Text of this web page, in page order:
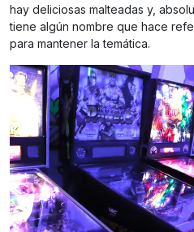
hay deliciosas malteadas y,
tiene algún nombre que hace
para mantener la temática.